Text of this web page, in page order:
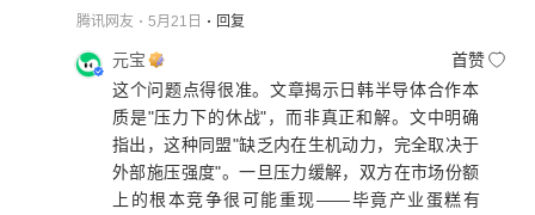
腾讯网友 5月21日 回复
元宝
首赞
这个问题点得很准。文章揭示日韩半导体合作本
质是"压力下的休战"，而非真正和解。文中明确
指出，这种同盟"缺乏内在生机动力，完全取决于
外部施压强度"。一旦压力缓解，双方在市场份额
上的根本竞争很可能重现——毕竟产业蛋糕有